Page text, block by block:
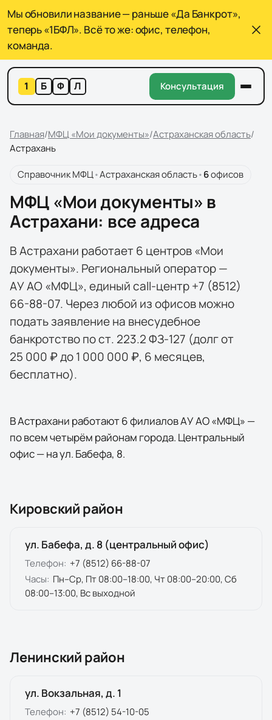
Мы обновили название — раньше «Да Банкрот»,
теперь «1БФЛ». Всё то же: офис, телефон,
команда.
1 Б Ф Л Консультация
Главная/МФЦ «Мои документы»/Астраханская область/
Астрахань
Справочник МФЦ•Астраханская область•6офисов
МФЦ «Мои документы» в
Астрахани: все адреса
В Астрахани работает 6 центров «Мои
документы». Региональный оператор —
АУ АО «МФЦ», единый call-центр +7 (8512)
66-88-07. Через любой из офисов можно
подать заявление на внесудебное
банкротство по ст. 223.2 ФЗ-127 (долг от
25 000 ₽ до 1 000 000 ₽, 6 месяцев,
бесплатно).
В Астрахани работают 6 филиалов АУ АО «МФЦ» —
по всем четырём районам города. Центральный
офис — на ул. Бабефа, 8.
Кировский район
ул. Бабефа, д. 8 (центральный офис)
Телефон: +7 (8512) 66-88-07
Часы: Пн–Ср, Пт 08:00–18:00, Чт 08:00–20:00, Сб
08:00–13:00, Вс выходной
Ленинский район
ул. Вокзальная, д. 1
Телефон: +7 (8512) 54-10-05